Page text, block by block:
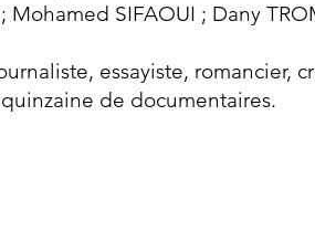
Mohamed SIFAOUI ; Dany
essayiste, romancier,
de documentaires.